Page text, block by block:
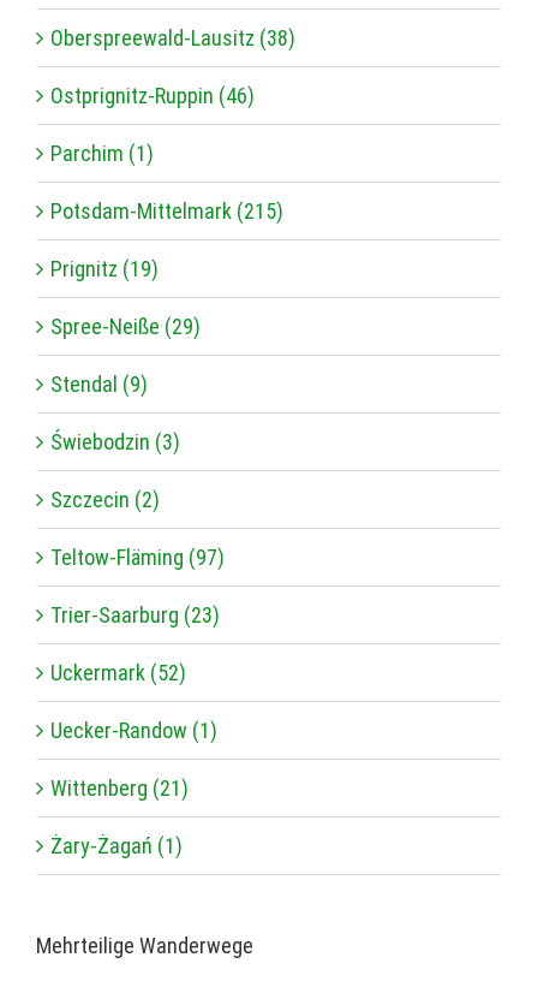
Oberspreewald-Lausitz (38)
Ostprignitz-Ruppin (46)
Parchim (1)
Potsdam-Mittelmark (215)
Prignitz (19)
Spree-Neiße (29)
Stendal (9)
Świebodzin (3)
Szczecin (2)
Teltow-Fläming (97)
Trier-Saarburg (23)
Uckermark (52)
Uecker-Randow (1)
Wittenberg (21)
Żary-Żagań (1)
Mehr­tei­lige Wanderwege